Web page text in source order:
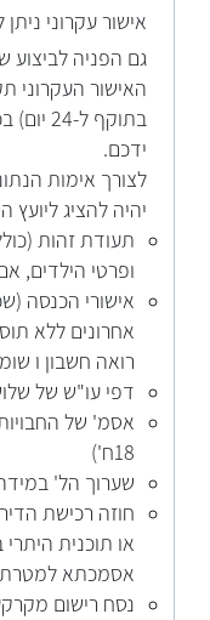
אישור עקרוני
גם הפניה לביצוע
בתוקף
ידכם.
לצורך אימות
יהיה להציג
תעודת זהות
ופרטי הילדים,
אישורי הכנסה
אחרונים ללא
רואה חשבון ו
דפי עו"ש של
אסמ' של
18ח')
שערוך הל'
חוזה רכישת
או תוכנית
אסמכתא למטרת
נסח רישום